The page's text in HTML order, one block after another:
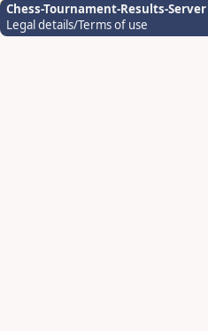
Chess-Tournament-Results-Server
Legal details/Terms of use